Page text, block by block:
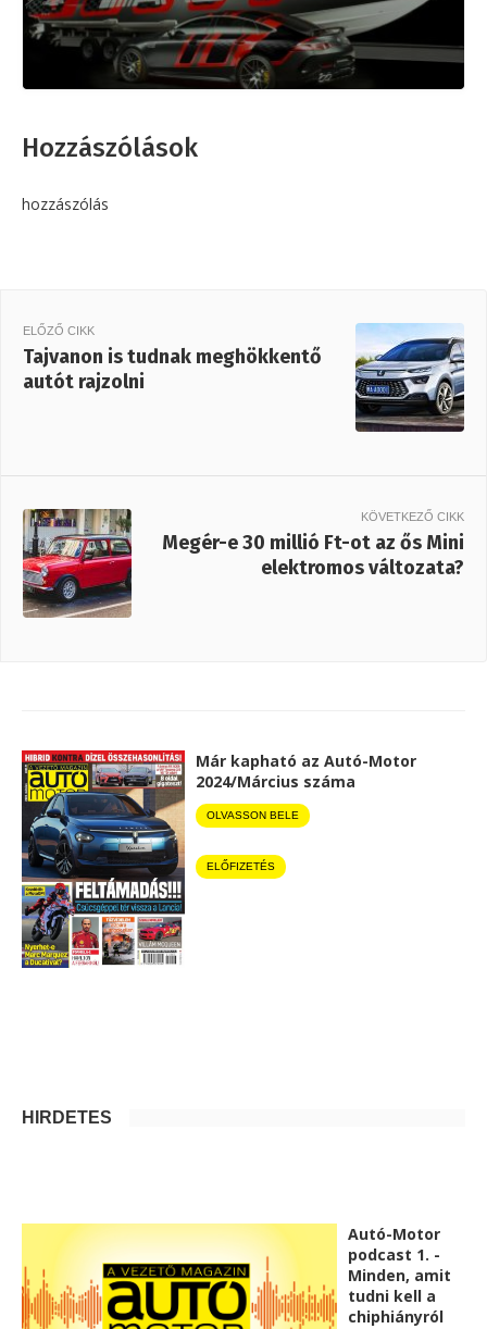
Hozzászólások
hozzászólás
ELŐZŐ CIKK
Tajvanon is tudnak meghökkentő
autót rajzolni
KÖVETKEZŐ CIKK
Megér-e 30 millió Ft-ot az ős Mini
elektromos változata?
Már kapható az Autó-Motor
2024/Március száma
OLVASSON BELE
ELŐFIZETÉS
HIRDETÉS
Autó-Motor
podcast 1. -
Minden, amit
tudni kell a
chiphiányról